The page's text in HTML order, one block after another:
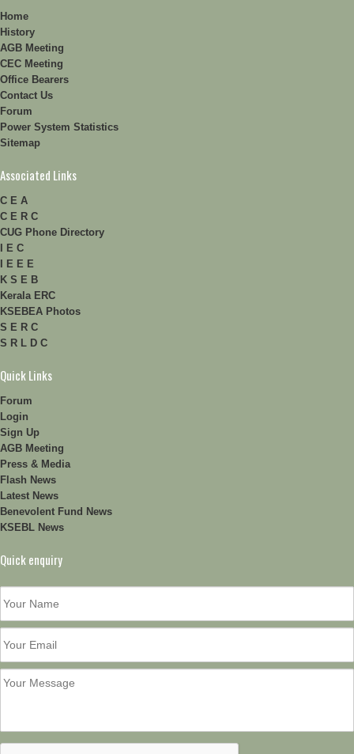
Home
History
AGB Meeting
CEC Meeting
Office Bearers
Contact Us
Forum
Power System Statistics
Sitemap
Associated Links
C E A
C E R C
CUG Phone Directory
I E C
I E E E
K S E B
Kerala ERC
KSEBEA Photos
S E R C
S R L D C
Quick Links
Forum
Login
Sign Up
AGB Meeting
Press & Media
Flash News
Latest News
Benevolent Fund News
KSEBL News
Quick enquiry